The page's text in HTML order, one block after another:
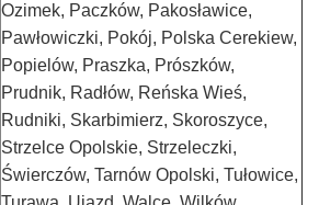
Ozimek, Paczków, Pakosławice,
Pawłowiczki, Pokój, Polska Cerekiew,
Popielów, Praszka, Prószków,
Prudnik, Radłów, Reńska Wieś,
Rudniki, Skarbimierz, Skoroszyce,
Strzelce Opolskie, Strzeleczki,
Świerczów, Tarnów Opolski, Tułowice,